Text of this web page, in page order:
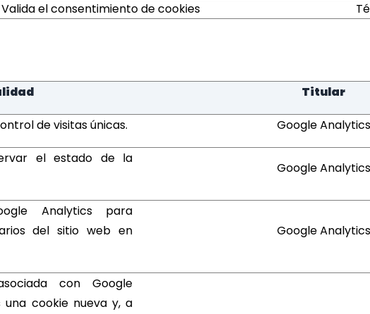
Valida el consentimiento de cookies
Titular
de visitas únicas. Google Analytics
el estado de la
Google Analytics
Analytics para
del sitio web en
Google Analytics
con Google
una cookie nueva y, a